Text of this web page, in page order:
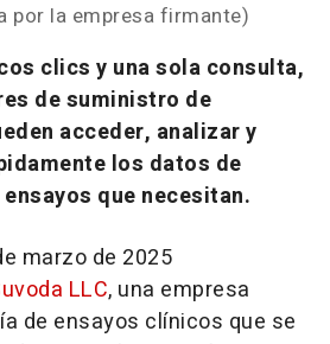
por la empresa firmante)
clics y una sola consulta,
de suministro de
acceder, analizar y
los datos de
que necesitan.
marzo de 2025
LLC, una empresa
de ensayos clínicos que se